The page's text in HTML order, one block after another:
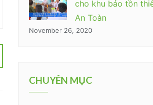
cho khu bảo tồn
An Toàn
November 26, 2020
CHUYÊN MỤC